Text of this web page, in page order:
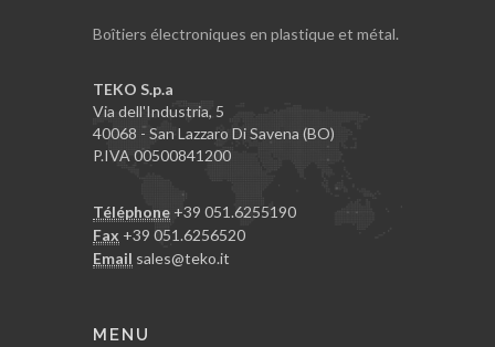
Boîtiers électroniques en plastique et métal.
TEKO S.p.a
Via dell'Industria, 5
40068 - San Lazzaro Di Savena (BO)
P.IVA 00500841200
Téléphone +39 051.6255190
Fax +39 051.6256520
Email sales@teko.it
MENU